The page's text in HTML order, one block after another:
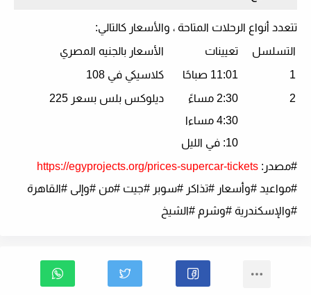
تتعدد أنواع الرحلات المتاحة ، والأسعار كالتالي:
التسلسل
تعيينات
الأسعار بالجنيه المصري
1
11:01 صباحًا
كلاسيكي في 108
2
2:30 مساءً
4:30 مساءا
10: في الليل
ديلوكس بلس بسعر 225
#مصدر :
https://egyprojects.org/prices-supercar-tickets
#مواعيد #وأسعار #تذاكر #سوبر #جيت #من #وإلى #القاهرة
#والإسكندرية #وشرم #الشيخ